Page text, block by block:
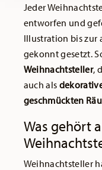
Jeder
entworfen und
Illustration bis zur
gekonnt gesetzt.
Weihnachtsteller,
auch als
geschmückten
Was gehört
Weihnachtsteller